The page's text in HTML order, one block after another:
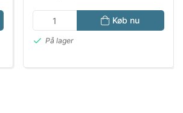
Køb nu
På lager